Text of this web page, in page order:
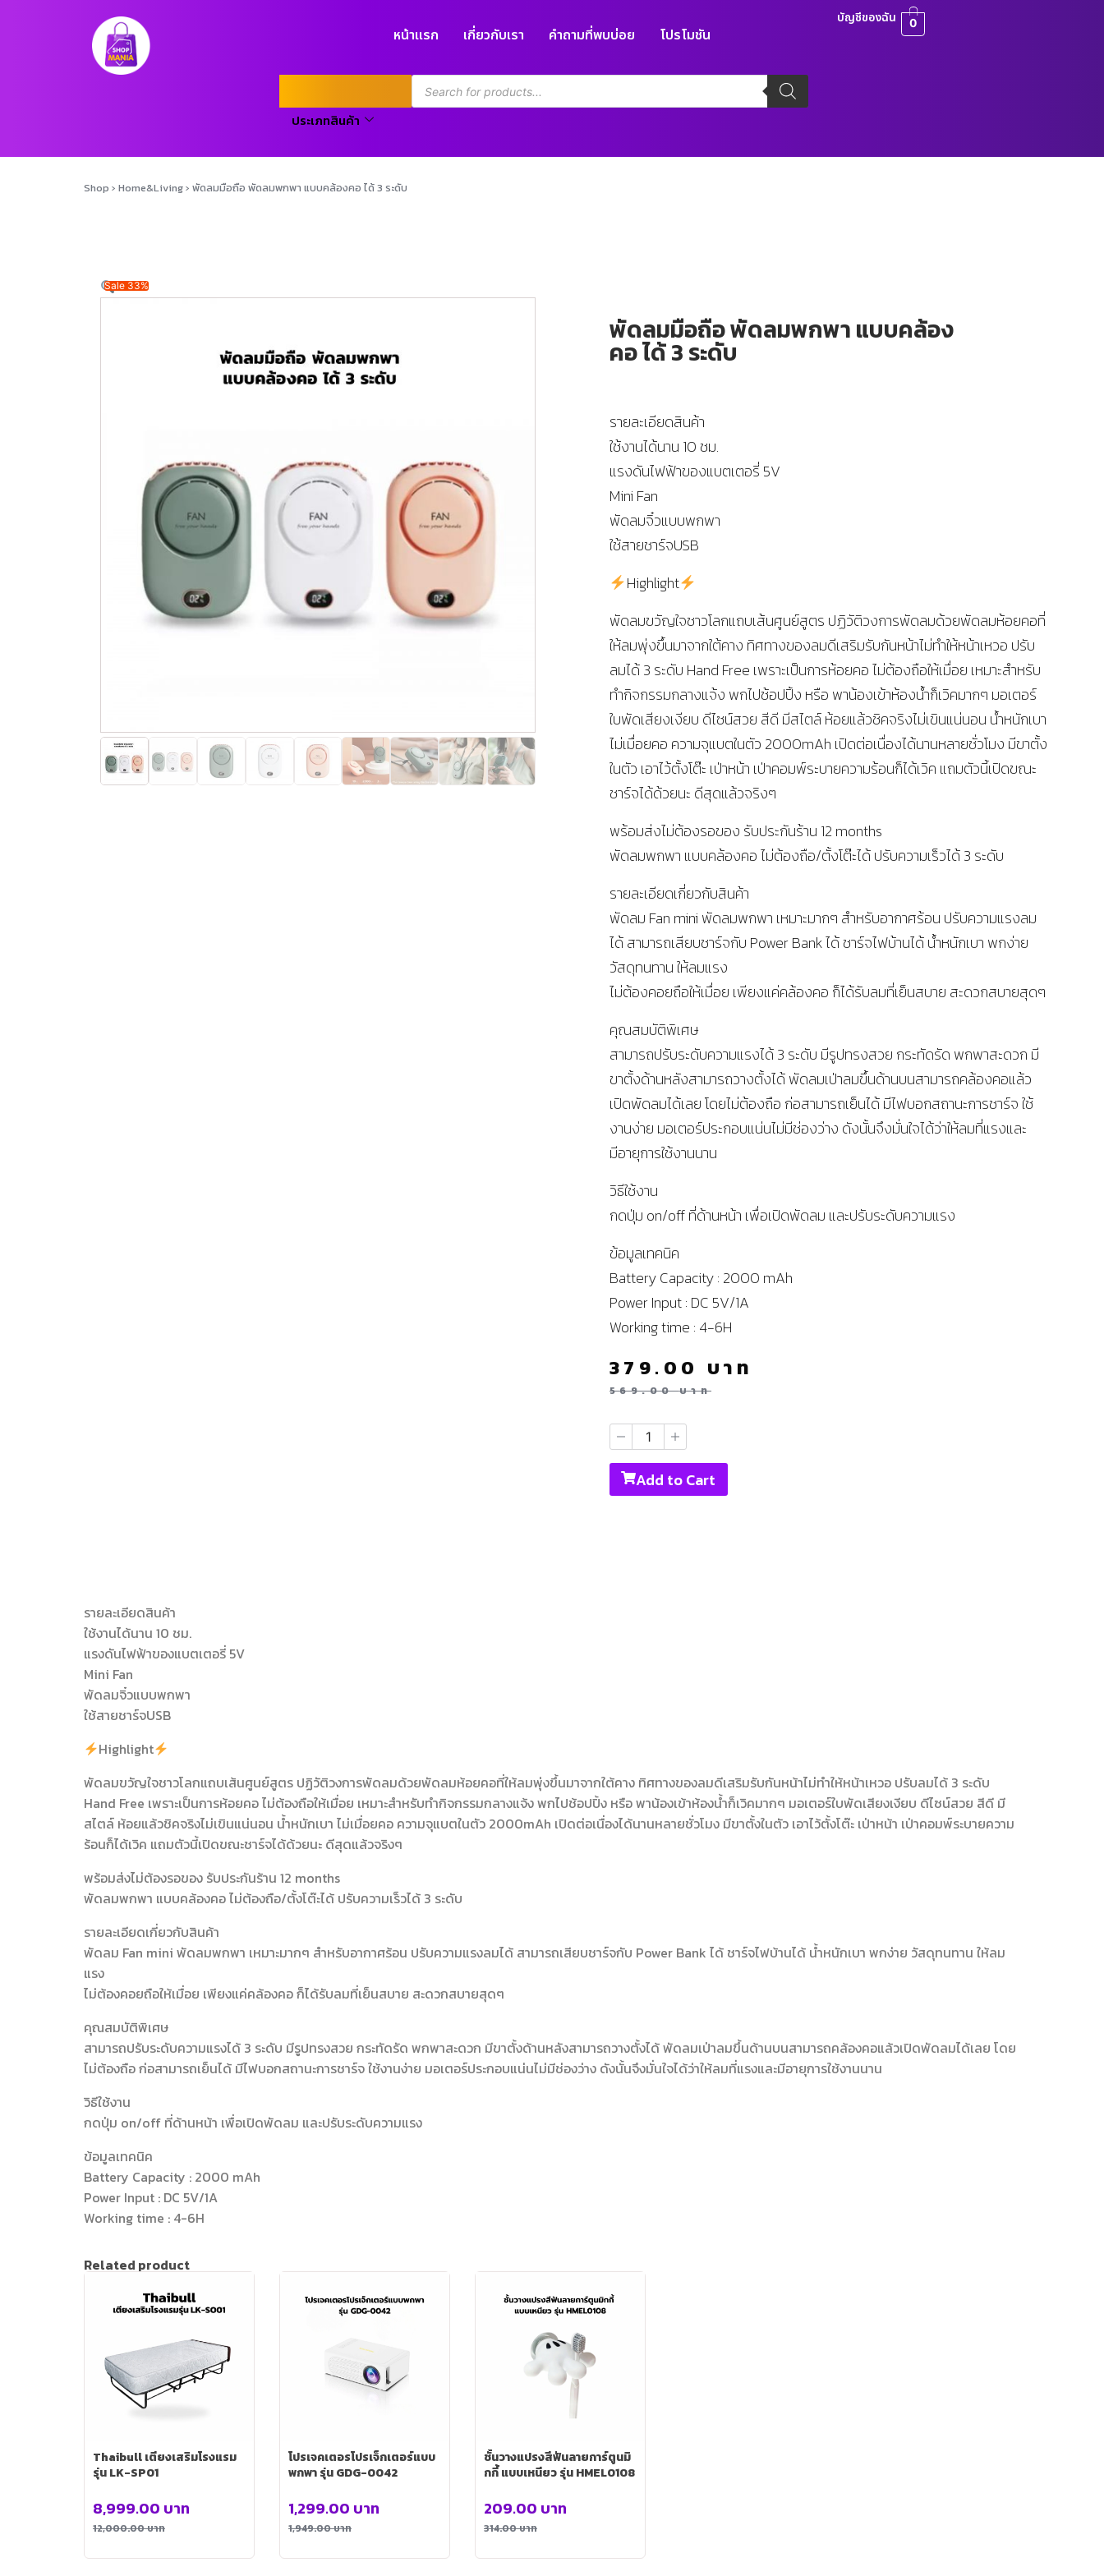
หน้าแรก เกี่ยวกับเรา คำถามที่พบบ่อย โปรโมชัน
ประเภทสินค้า
บัญชีของฉัน 0
Shop › Home&Living› พัดลมมือถือ พัดลมพกพา แบบคล้องคอ ได้ 3 ระดับ
Sale 33%
พัดลมมือถือ พัดลมพกพา แบบคล้อง
คอ ได้ 3 ระดับ
รายละเอียดสินค้า
ใช้งานได้นาน 10 ชม.
แรงดันไฟฟ้าของแบตเตอรี่ 5V
Mini Fan
พัดลมจิ๋วแบบพกพา
ใช้สายชาร์จUSB
Highlight
พัดลมขวัญใจชาวโลกแถบเส้นศูนย์สูตร ปฏิวัติวงการพัดลมด้วยพัดลมห้อยคอที่
ให้ลมพุ่งขึ้นมาจากใต้คาง ทิศทางของลมดีเสริมรับกันหน้าไม่ทำให้หน้าเหวอ ปรับ
ลมได้ 3 ระดับ Hand Free เพราะเป็นการห้อยคอ ไม่ต้องถือให้เมื่อย เหมาะสำหรับ
ทำกิจกรรมกลางแจ้ง พกไปช้อปปิ้ง หรือ พาน้องเข้าห้องน้ำก็เวิคมากๆ มอเตอร์
ใบพัดเสียงเงียบ ดีไซน์สวย สีดี มีสไตล์ ห้อยแล้วชิคจริงไม่เขินแน่นอน น้ำหนักเบา
ไม่เมื่อยคอ ความจุแบตในตัว 2000mAh เปิดต่อเนื่องได้นานหลายชั่วโมง มีขาตั้ง
ในตัว เอาไว้ตั้งโต๊ะ เป่าหน้า เป่าคอมพ์ระบายความร้อนก็ได้เวิค แถมตัวนี้เปิดขณะ
ชาร์จได้ด้วยนะ ดีสุดแล้วจริงๆ
พร้อมส่งไม่ต้องรอของ รับประกันร้าน 12 months
พัดลมพกพา แบบคล้องคอ ไม่ต้องถือ/ตั้งโต๊ะได้ ปรับความเร็วได้ 3 ระดับ
รายละเอียดเกี่ยวกับสินค้า
พัดลม Fan mini พัดลมพกพา เหมาะมากๆ สำหรับอากาศร้อน ปรับความแรงลม
ได้ สามารถเสียบชาร์จกับ Power Bank ได้ ชาร์จไฟบ้านได้ น้ำหนักเบา พกง่าย
วัสดุทนทาน ให้ลมแรง
ไม่ต้องคอยถือให้เมื่อย เพียงแค่คล้องคอ ก็ได้รับลมที่เย็นสบาย สะดวกสบายสุดๆ
คุณสมบัติพิเศษ
สามารถปรับระดับความแรงได้ 3 ระดับ มีรูปทรงสวย กระทัดรัด พกพาสะดวก มี
ขาตั้งด้านหลังสามารถวางตั้งได้ พัดลมเป่าลมขึ้นด้านบนสามารถคล้องคอแล้ว
เปิดพัดลมได้เลย โดยไม่ต้องถือ ก่อสามารถเย็นได้ มีไฟบอกสถานะการชาร์จ ใช้
งานง่าย มอเตอร์ประกอบแน่นไม่มีช่องว่าง ดังนั้นจึงมั่นใจได้ว่าให้ลมที่แรงและ
มีอายุการใช้งานนาน
วิธีใช้งาน
กดปุ่ม on/off ที่ด้านหน้า เพื่อเปิดพัดลม และปรับระดับความแรง
ข้อมูลเทคนิค
Battery Capacity : 2000 mAh
Power Input : DC 5V/1A
Working time : 4-6H
569.00บาท
379.00 บาท
Add to Cart
รายละเอียดสินค้า
ใช้งานได้นาน 10 ชม.
แรงดันไฟฟ้าของแบตเตอรี่ 5V
Mini Fan
พัดลมจิ๋วแบบพกพา
ใช้สายชาร์จUSB
Highlight
พัดลมขวัญใจชาวโลกแถบเส้นศูนย์สูตร ปฏิวัติวงการพัดลมด้วยพัดลมห้อยคอที่ให้ลมพุ่งขึ้นมาจากใต้คาง ทิศทางของลมดีเสริมรับกันหน้าไม่ทำให้หน้าเหวอ ปรับลมได้ 3 ระดับ
Hand Free เพราะเป็นการห้อยคอ ไม่ต้องถือให้เมื่อย เหมาะสำหรับทำกิจกรรมกลางแจ้ง พกไปช้อปปิ้ง หรือ พาน้องเข้าห้องน้ำก็เวิคมากๆ มอเตอร์ใบพัดเสียงเงียบ ดีไซน์สวย สีดี มี
สไตล์ ห้อยแล้วชิคจริงไม่เขินแน่นอน น้ำหนักเบา ไม่เมื่อยคอ ความจุแบตในตัว 2000mAh เปิดต่อเนื่องได้นานหลายชั่วโมง มีขาตั้งในตัว เอาไว้ตั้งโต๊ะ เป่าหน้า เป่าคอมพ์ระบายความ
ร้อนก็ได้เวิค แถมตัวนี้เปิดขณะชาร์จได้ด้วยนะ ดีสุดแล้วจริงๆ
พร้อมส่งไม่ต้องรอของ รับประกันร้าน 12 months
พัดลมพกพา แบบคล้องคอ ไม่ต้องถือ/ตั้งโต๊ะได้ ปรับความเร็วได้ 3 ระดับ
รายละเอียดเกี่ยวกับสินค้า
พัดลม Fan mini พัดลมพกพา เหมาะมากๆ สำหรับอากาศร้อน ปรับความแรงลมได้ สามารถเสียบชาร์จกับ Power Bank ได้ ชาร์จไฟบ้านได้ น้ำหนักเบา พกง่าย วัสดุทนทาน ให้ลม
แรง
ไม่ต้องคอยถือให้เมื่อย เพียงแค่คล้องคอ ก็ได้รับลมที่เย็นสบาย สะดวกสบายสุดๆ
คุณสมบัติพิเศษ
สามารถปรับระดับความแรงได้ 3 ระดับ มีรูปทรงสวย กระทัดรัด พกพาสะดวก มีขาตั้งด้านหลังสามารถวางตั้งได้ พัดลมเป่าลมขึ้นด้านบนสามารถคล้องคอแล้วเปิดพัดลมได้เลย โดย
ไม่ต้องถือ ก่อสามารถเย็นได้ มีไฟบอกสถานะการชาร์จ ใช้งานง่าย มอเตอร์ประกอบแน่นไม่มีช่องว่าง ดังนั้นจึงมั่นใจได้ว่าให้ลมที่แรงและมีอายุการใช้งานนาน
วิธีใช้งาน
กดปุ่ม on/off ที่ด้านหน้า เพื่อเปิดพัดลม และปรับระดับความแรง
ข้อมูลเทคนิค
Battery Capacity : 2000 mAh
Power Input : DC 5V/1A
Working time : 4-6H
Related product
Thaibull เตียงเสริมโรงแรม
รุ่น LK-SP01
12,000.00บาท
8,999.00 บาท
โปรเจคเตอรโปรเจ็กเตอร์แบบ
พกพา รุ่น GDG-0042
1,949.00บาท
1,299.00 บาท
ชั้นวางแปรงสีฟันลายการ์ตูนมิ
กกี้ แบบเหนียว รุ่น HMEL0108
314.00บาท
209.00 บาท